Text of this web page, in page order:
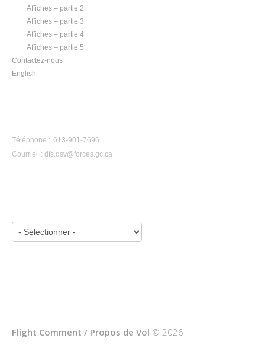
Affiches – partie 2
Affiches – partie 3
Affiches – partie 4
Affiches – partie 5
Contactez-nous
English
Téléphone : 613-901-7696
Courriel : dfs.dsv@forces.gc.ca
Flight Comment / Propos de Vol © 2026